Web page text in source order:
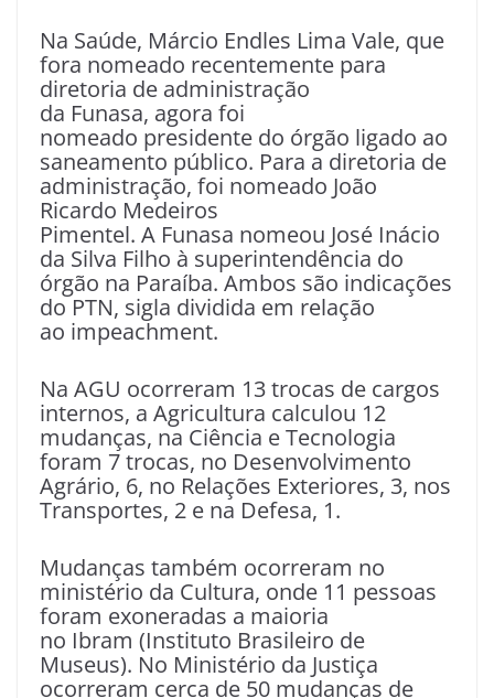
Na Saúde, Márcio Endles Lima Vale, que
fora nomeado recentemente para
diretoria de administração
da Funasa, agora foi
nomeado presidente do órgão ligado ao
saneamento público. Para a diretoria de
administração, foi nomeado João
Ricardo Medeiros
Pimentel. A Funasa nomeou José Inácio
da Silva Filho à superintendência do
órgão na Paraíba. Ambos são indicações
do PTN, sigla dividida em relação
ao impeachment.
Na AGU ocorreram 13 trocas de cargos
internos, a Agricultura calculou 12
mudanças, na Ciência e Tecnologia
foram 7 trocas, no Desenvolvimento
Agrário, 6, no Relações Exteriores, 3, nos
Transportes, 2 e na Defesa, 1.
Mudanças também ocorreram no
ministério da Cultura, onde 11 pessoas
foram exoneradas a maioria
no Ibram (Instituto Brasileiro de
Museus). No Ministério da Justiça
ocorreram cerca de 50 mudanças de